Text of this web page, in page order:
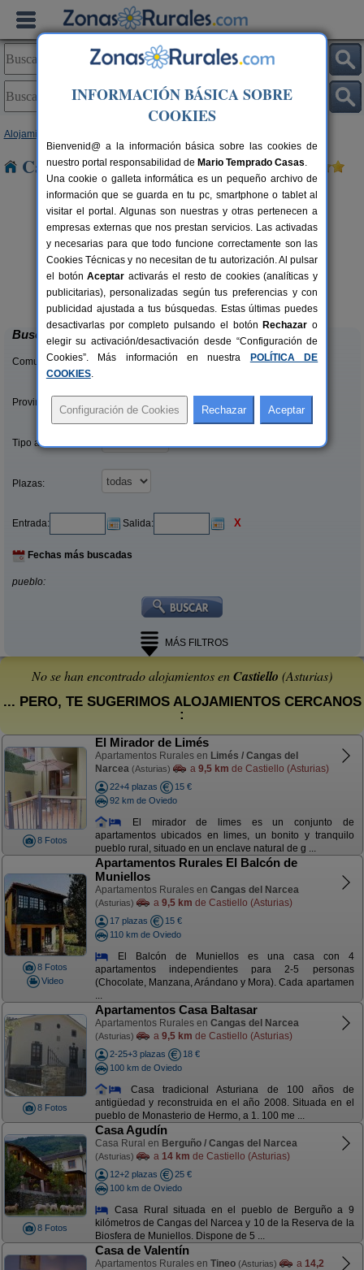
Alojamientos
Casas Rurales cerca de Castiello
12-22+3 pers.
desde30 €
La Llosuca
San Pedro de Ambás (Asturias)
Buscar
Comunidades:
Provincias/Islas:
Tipo alquiler:
Plazas:
Entrada: Salida: X
Fechas más buscadas
pueblo:
MÁS FILTROS
No se han encontrado alojamientos enCastiello (Asturias)
... PERO, TE SUGERIMOS ALOJAMIENTOS CERCANOS
:
8 Fotos
El Mirador de Limés
Apartamentos Rurales en Limés / Cangas del
Narcea (Asturias) a 9,5 km de Castiello (Asturias)
22+4 plazas
15 €
92 km de Oviedo
El mirador de limes es un conjunto de
apartamentos ubicados en limes, un bonito y tranquilo
pueblo rural, situado en un enclave natural de g ...
8 Fotos
Video
Apartamentos Rurales El Balcón de
Muniellos
Apartamentos Rurales en Cangas del Narcea
(Asturias) a 9,5 km de Castiello (Asturias)
17 plazas
15 €
110 km de Oviedo
El Balcón de Muniellos es una casa con 4
apartamentos independientes para 2-5 personas
(Chocolate, Manzana, Arándano y Mora). Cada apartamen
...
8 Fotos
Apartamentos Casa Baltasar
Apartamentos Rurales en Cangas del Narcea
(Asturias) a 9,5 km de Castiello (Asturias)
2-25+3 plazas
18 €
100 km de Oviedo
Casa tradicional Asturiana de 100 años de
antigüedad y reconstruida en el año 2008. Situada en el
pueblo de Monasterio de Hermo, a 1. 100 me ...
8 Fotos
Casa Agudín
Casa Rural en Berguño / Cangas del Narcea
(Asturias) a 14 km de Castiello (Asturias)
12+2 plazas
25 €
100 km de Oviedo
Casa Rural situada en el pueblo de Berguño a 9
kilómetros de Cangas del Narcea y 10 de la Reserva de la
Biosfera de Muniellos. Dispone de 5 ...
Casa de Valentín
Apartamentos Rurales en Tineo (Asturias) a 14,2
INFORMACIÓN BÁSICA SOBRE
COOKIES
Bienvenid@ a la información básica sobre las cookies de
nuestro portal responsabilidad de Mario Temprado Casas.
Una cookie o galleta informática es un pequeño archivo de
información que se guarda en tu pc, smartphone o tablet al
visitar el portal. Algunas son nuestras y otras pertenecen a
empresas externas que nos prestan servicios. Las activadas
y necesarias para que todo funcione correctamente son las
Cookies Técnicas y no necesitan de tu autorización. Al pulsar
el botónAceptar activarás el resto de cookies (analíticas y
publicitarias), personalizadas según tus preferencias y con
publicidad ajustada a tus búsquedas. Estas últimas puedes
desactivarlas por completo pulsando el botón Rechazar o
elegir su activación/desactivación desde “Configuración de
Cookies”. Más información en nuestra
POLÍTICA DE
COOKIES.